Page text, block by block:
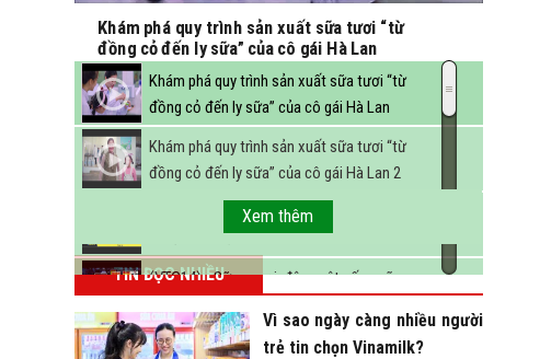
Khám phá quy trình sản xuất sữa tươi “từ
đồng cỏ đến ly sữa” của cô gái Hà Lan
Khám phá quy trình sản xuất sữa tươi “từ
đồng cỏ đến ly sữa” của cô gái Hà Lan
Khám phá quy trình sản xuất sữa tươi “từ
đồng cỏ đến ly sữa” của cô gái Hà Lan 2
FBNC - Ngành sữa hướng tới mục tiêu 3,4 tỷ
lít sữa vào năm 2025
(VTC14) - Sữa ngoại, động vật sống sẽ
Xem thêm
TIN ĐỌC NHIỀU
Vì sao ngày càng nhiều người
trẻ tin chọn Vinamilk?